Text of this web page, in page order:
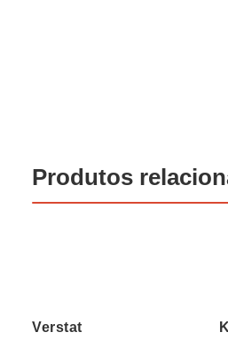
Produtos
Verstat